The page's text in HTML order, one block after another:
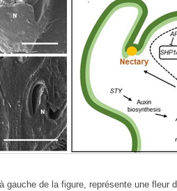
gauche de la figure, représente une fleur